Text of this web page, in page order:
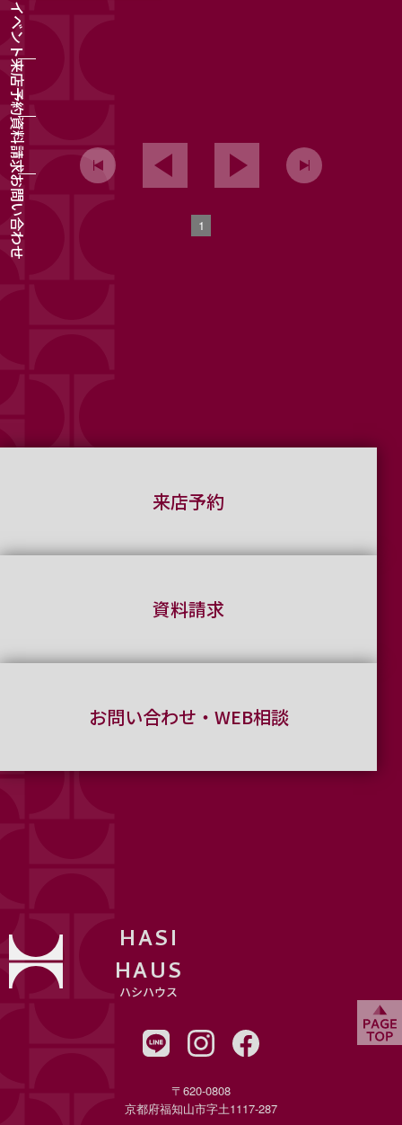
イベント
来店予約
資料請求
お問い合わせ 1
来店予約
資料請求
お問い合わせ・WEB相談
HASI
HAUS
ハシハウス
〒620-0808
京都府福知山市字土1117-287